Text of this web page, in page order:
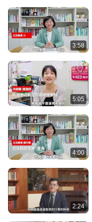
3:58
5:05
4:00
2:24